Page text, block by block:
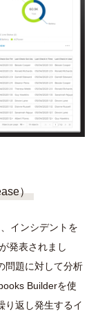
）
インシデントを
が発表されまし
問題に対して分析
Builderを使
り返し発生するイ